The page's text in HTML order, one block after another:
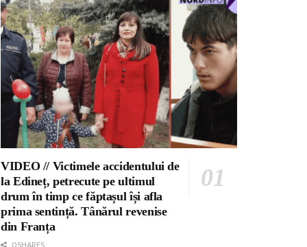
VIDEO // Victimele accidentului de
la Edineț, petrecute pe ultimul
drum în timp ce făptașul își afla
prima sentință. Tânărul revenise
din Franța
0 SHARES